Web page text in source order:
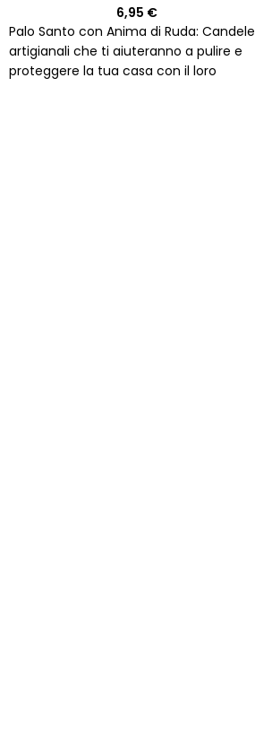
6,95 €
Palo Santo con Anima di Ruda: Candele
artigianali che ti aiuteranno a pulire e
proteggere la tua casa con il loro